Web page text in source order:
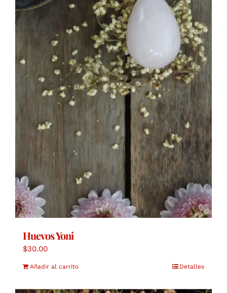
Huevos Yoni
$30.00
Añadir al carrito Detalles